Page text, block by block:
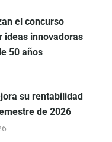
el concurso
ideas innovadoras
50 años
su rentabilidad
de 2026